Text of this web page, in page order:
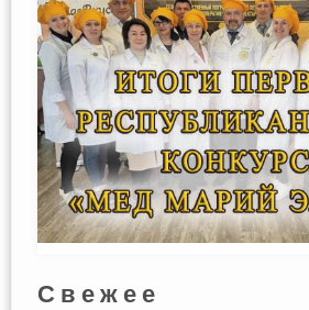
Свежее